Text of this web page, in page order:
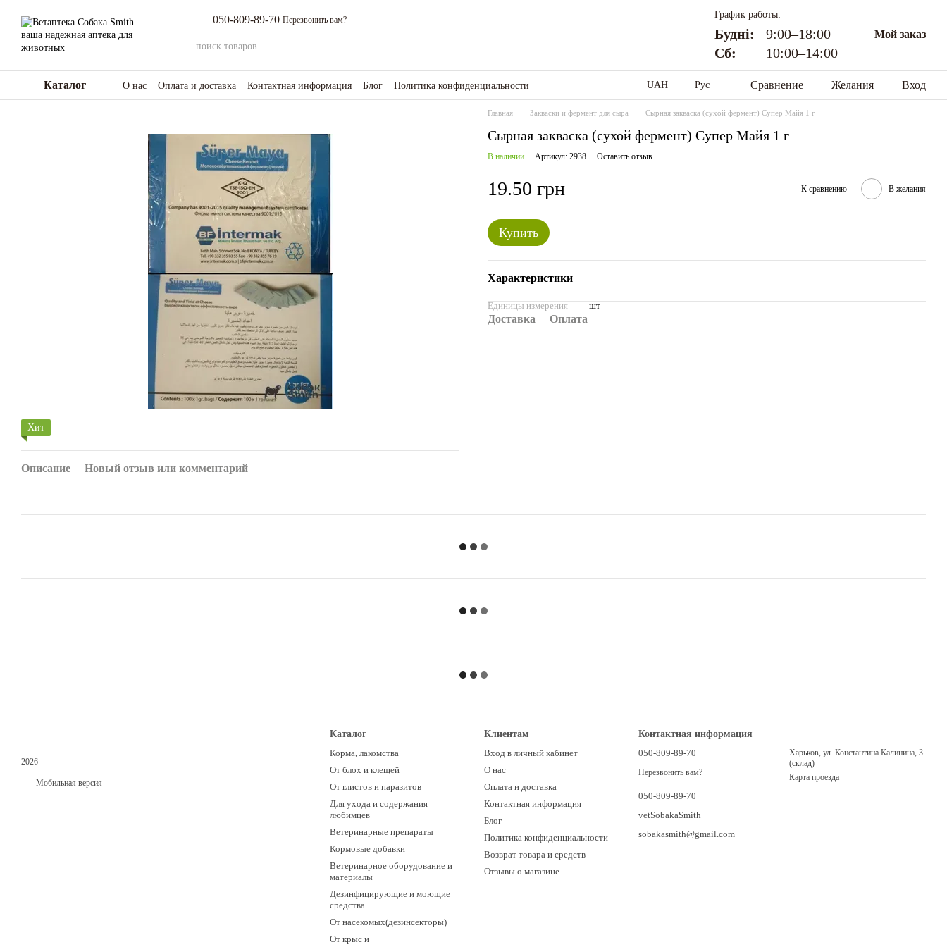
050-809-89-70 Перезвонить вам?
График работы:
Будні:
9:00–18:00
Сб:
10:00–14:00
Мой заказ
Каталог О нас Оплата и доставка Контактная информация Блог
Политика конфиденциальности
Возврат товара и средств
Отзывы о магазине
UAH Рус Сравнение Желания Вход
Хит
Описание Новый отзыв или комментарий
Главная Закваски и фермент для сыра Сырная закваска (сухой фермент) Супер Майя 1 г
Сырная закваска (сухой фермент) Супер Майя 1 г
В наличии Артикул: 2938 Оставить отзыв
19.50 грн К сравнению В желания
Купить
Характеристики
Единицы измерения шт
Доставка Оплата
2026
Мобильная версия
Каталог
Корма, лакомства
От блох и клещей
От глистов и паразитов
Для ухода и содержания
любимцев
Ветеринарные препараты
Кормовые добавки
Ветеринарное оборудование и
материалы
Дезинфицирующие и моющие
средства
От насекомых(дезинсекторы)
От крыс и
Клиентам
Вход в личный кабинет
О нас
Оплата и доставка
Контактная информация
Блог
Политика конфиденциальности
Возврат товара и средств
Отзывы о магазине
Контактная информация
050-809-89-70
Перезвонить вам?
050-809-89-70
vetSobakaSmith
sobakasmith@gmail.com
Харьков, ул. Константина Калинина, 3
(склад)
Карта проезда